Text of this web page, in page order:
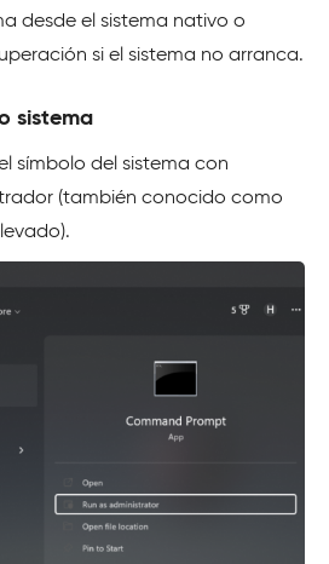
desde el sistema nativo o
si el sistema no arranca.
sistema
símbolo del sistema con
(también conocido como